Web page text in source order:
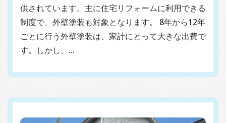
供されています。主に住宅リフォームに利用できる
制度で、外壁塗装も対象となります。 8年から12年
ごとに行う外壁塗装は、家計にとって大きな出費で
す。しかし、…